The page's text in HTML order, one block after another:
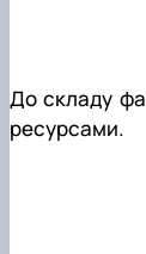
До складу
ресурсами.